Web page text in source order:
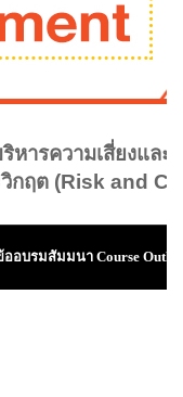
หารความเสี่ยงและ
กฤต (Risk and
ออบรมสัมมนา Course